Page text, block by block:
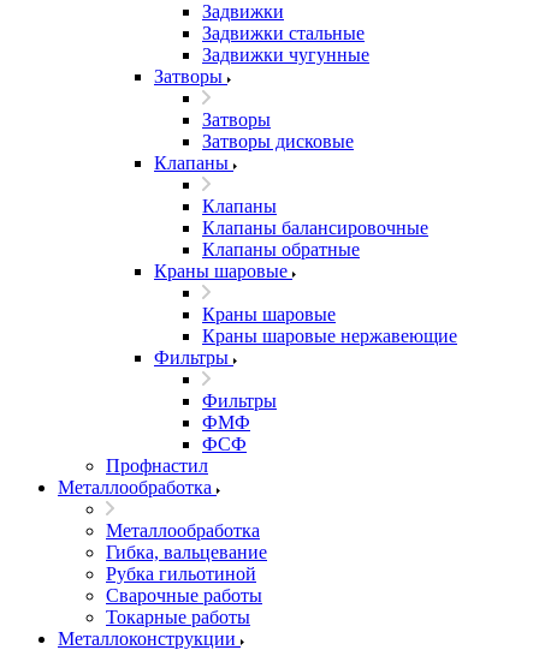
Задвижки
Задвижки стальные
Задвижки чугунные
Затворы
Затворы
Затворы дисковые
Клапаны
Клапаны
Клапаны балансировочные
Клапаны обратные
Краны шаровые
Краны шаровые
Краны шаровые нержавеющие
Фильтры
Фильтры
ФМФ
ФСФ
Профнастил
Металлообработка
Металлообработка
Гибка, вальцевание
Рубка гильотиной
Сварочные работы
Токарные работы
Металлоконструкции